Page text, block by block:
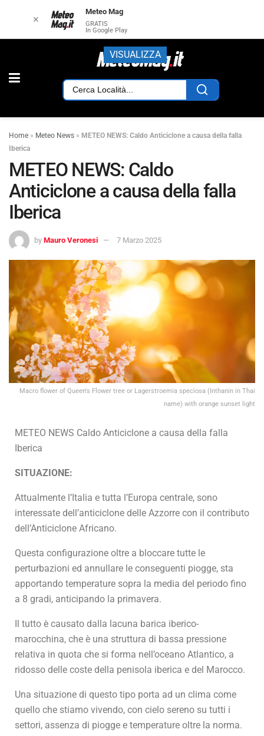
Home » Meteo News » METEO NEWS: Caldo Anticiclone a causa della falla
Iberica
METEO NEWS: Caldo
Anticiclone a causa della falla
Iberica
by Mauro Veronesi 7 Marzo 2025
Macro flower of Queen's Flower tree or Lagerstroemia speciosa (Inthanin in Thai
name) with orange sunset light
METEO NEWS Caldo Anticiclone a causa della falla
Iberica
SITUAZIONE:
Attualmente l’Italia e tutta l’Europa centrale, sono
interessate dell’anticiclone delle Azzorre con il contributo
dell’Anticiclone Africano.
Questa configurazione oltre a bloccare tutte le
perturbazioni ed annullare le conseguenti piogge, sta
apportando temperature sopra la media del periodo fino
a 8 gradi, anticipando la primavera.
Il tutto è causato dalla lacuna barica iberico-
marocchina, che è una struttura di bassa pressione
relativa in quota che si forma nell’oceano Atlantico, a
ridosso delle coste della penisola iberica e del Marocco.
Una situazione di questo tipo porta ad un clima come
quello che stiamo vivendo, con cielo sereno su tutti i
settori, assenza di piogge e temperature oltre la norma.
✕
Meteo Mag
GRATIS
In Google Play
VISUALIZZA